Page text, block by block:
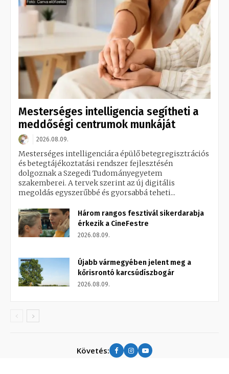
Mesterséges intelligencia segítheti a
meddőségi centrumok munkáját
2026.08.09.
Mesterséges intelligenciára épülő betegregisztrációs
és betegtájékoztatási rendszer fejlesztésén
dolgoznak a Szegedi Tudományegyetem
szakemberei. A tervek szerint az új digitális
megoldás egyszerűbbé és gyorsabbá teheti...
Három rangos fesztivál sikerdarabja
érkezik a CineFestre
2026.08.09.
Újabb vármegyében jelent meg a
kőrisrontó karcsúdíszbogár
2026.08.09.
Követés: